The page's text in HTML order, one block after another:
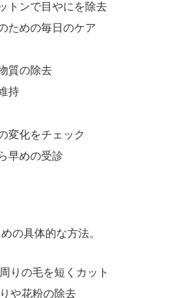
トンで目やにを除去
ための毎日のケア
質の除去
持
変化をチェック
早めの受診
の具体的な方法。
りの毛を短くカット
や花粉の除去